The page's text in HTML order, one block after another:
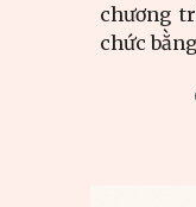
chương
chức